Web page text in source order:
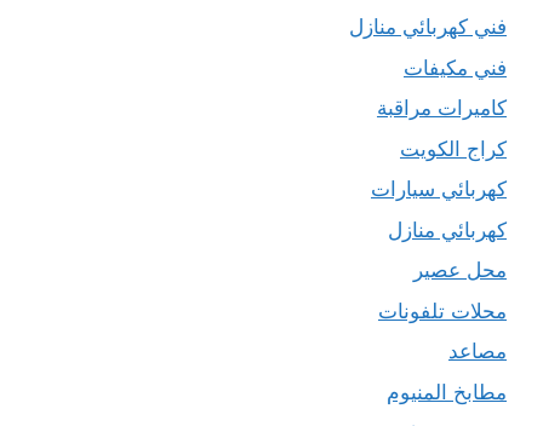
فني كهربائي منازل
فني مكيفات
كاميرات مراقبة
كراج الكويت
كهربائي سيارات
كهربائي منازل
محل عصير
محلات تلفونات
مصاعد
مطابخ المنيوم